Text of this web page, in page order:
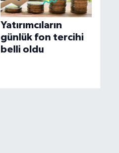
Yatırımcıların
günlük fon tercihi
belli oldu